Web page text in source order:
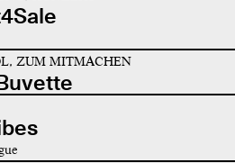
ZUM MITMACHEN